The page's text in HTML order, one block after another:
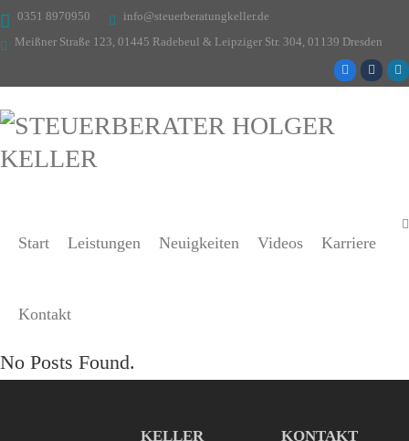
0351 8970950
info@steuerberatungkeller.de
Meißner Straße 123, 01445 Radebeul & Leipziger Str. 304, 01139 Dresden
Start Leistungen Neuigkeiten Videos Karriere
Kontakt
No Posts Found.
KELLER
KONTAKT